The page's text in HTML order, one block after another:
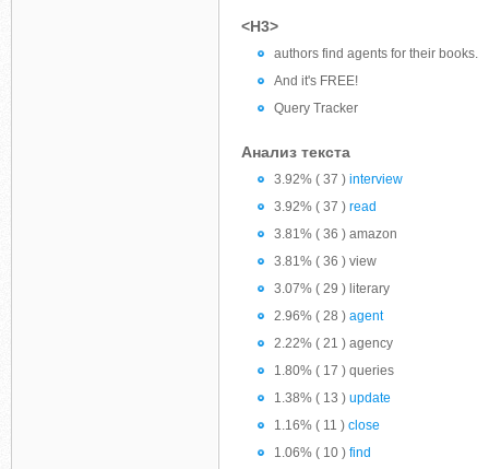
<H3>
authors find agents for their books.
And it's FREE!
Query Tracker
Анализ текста
3.92% ( 37 ) interview
3.92% ( 37 ) read
3.81% ( 36 ) amazon
3.81% ( 36 ) view
3.07% ( 29 ) literary
2.96% ( 28 ) agent
2.22% ( 21 ) agency
1.80% ( 17 ) queries
1.38% ( 13 ) update
1.16% ( 11 ) close
1.06% ( 10 ) find